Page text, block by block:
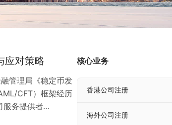
应对策略
管理局《稳定币发
CFT）框架经历
服务提供者
照监管。本文结合
核心业务
香港公司注册
海外公司注册